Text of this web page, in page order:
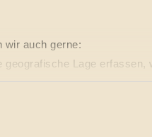
wir auch gerne:
geografische Lage
nach bestimmten